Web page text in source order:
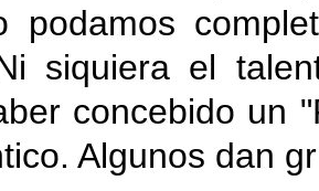
podamos
siquiera el
concebido un
Algunos dan